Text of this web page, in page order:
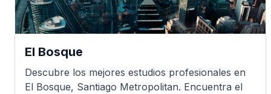
El Bosque
Descubre los mejores estudios profesionales en
El Bosque, Santiago Metropolitan. Encuentra el